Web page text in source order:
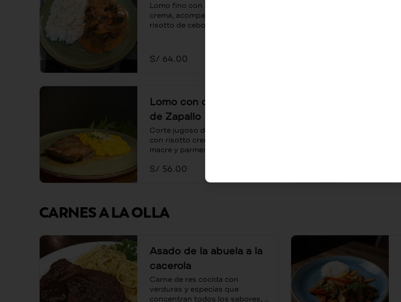
Lomo fino con champiñones y
crema, acompañado de un
risotto de cebolla caramelizada.
S/ 64.00
Lomo con con Risotto
de Zapallo
Corte jugoso de lomo servido
con risotto cremoso de zapallo
macre y parmesano.
S/ 56.00
CARNES A LA OLLA
Asado de la abuela a la
cacerola
Carne de res cocida con
verduras y especias que
concentran todos los sabores,